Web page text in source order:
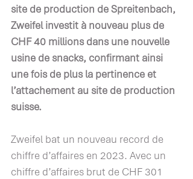
site de production de Spreitenbach,
Zweifel investit à nouveau plus de
CHF 40 millions dans une nouvelle
usine de snacks, confirmant ainsi
une fois de plus la pertinence et
l’attachement au site de production
suisse.
Zweifel bat un nouveau record de
chiffre d’affaires en 2023. Avec un
chiffre d’affaires brut de CHF 301